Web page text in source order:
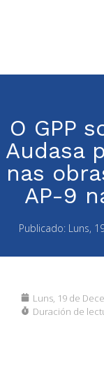
O GPP
Audasa
nas
AP-9
Publicado: Luns,
Luns, 19 de
Duración de